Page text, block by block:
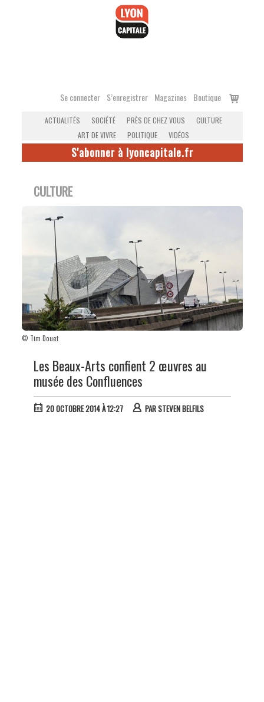
Se connecter S’enregistrer Magazines Boutique
Voir
ACTUALITÉS SOCIÉTÉ PRÈS DE CHEZ VOUS
CULTURE
ART DE VIVRE
POLITIQUE VIDÉOS
S'abonner à lyoncapitale.fr
CULTURE
© Tim Douet
Les Beaux-Arts confient 2 œuvres au
musée des Confluences
20 OCTOBRE 2014 À 12:27 PARSTEVEN BELFILS